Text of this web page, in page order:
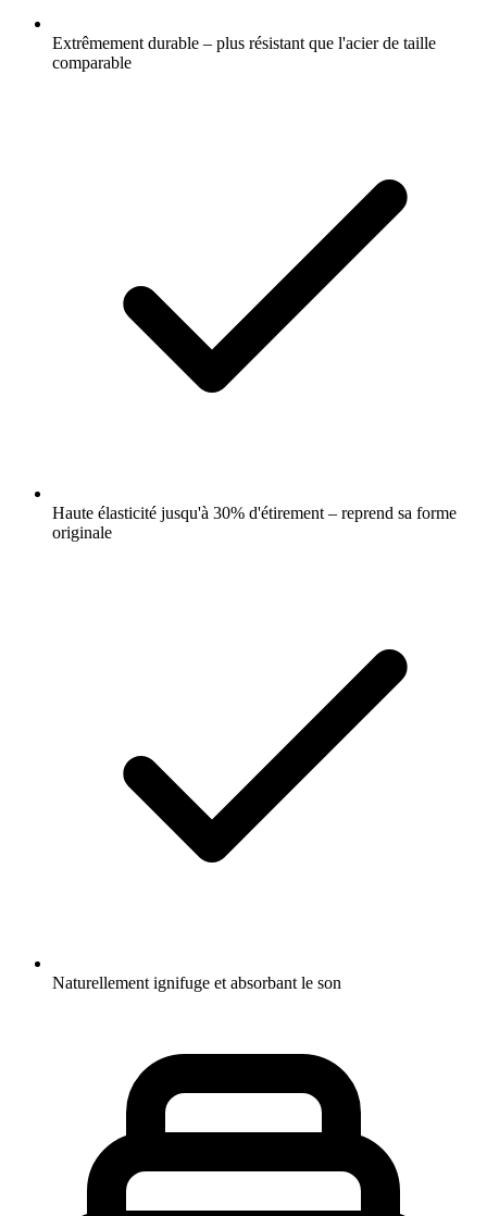
Extrêmement durable – plus résistant que l'acier de taille
comparable
Haute élasticité jusqu'à 30% d'étirement – reprend sa forme
originale
Naturellement ignifuge et absorbant le son